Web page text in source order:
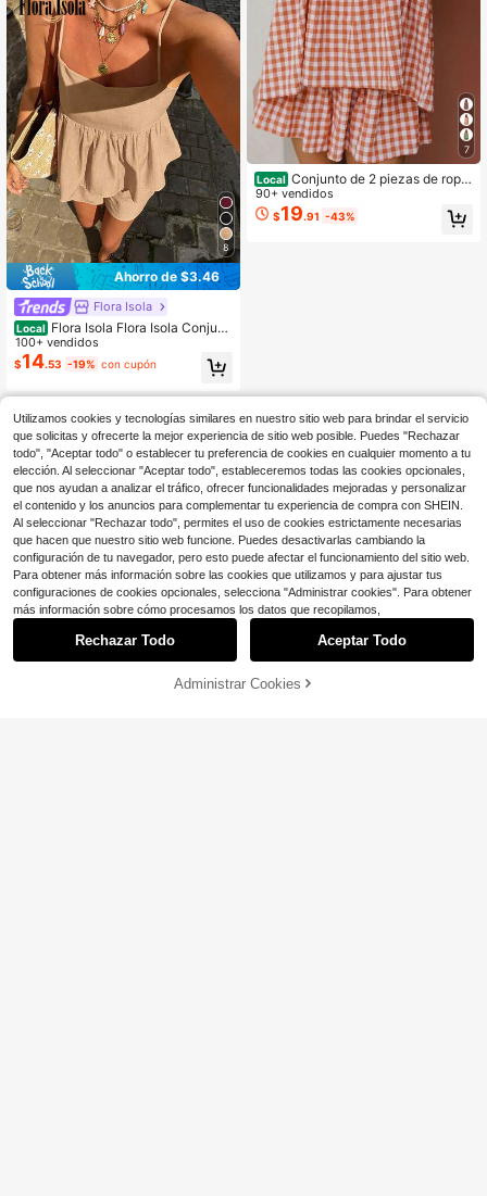
8
Ahorro de $3.46
Flora Isola
Local Flora Isola Flora Isola Conjunt
o casual de vacaciones de camiset
a de tirantes finos y volantes y pant
alones cortos para mujer, talla están
100+ vendidos
$14.53 -19% con cupón
7
Local Conjunto de 2 piezas de ropa
de estar en casa para mujer, top de
tirantes sin mangas a cuadros y sho
rts de pierna ancha
90+ vendidos
$19.91 -43%
¡31% DE DESCUENTO!
Utilizamos cookies y tecnologías similares en nuestro sitio web para brindar el servicio
que solicitas y ofrecerte la mejor experiencia de sitio web posible. Puedes "Rechazar
todo", "Aceptar todo" o establecer tu preferencia de cookies en cualquier momento a tu
elección. Al seleccionar "Aceptar todo", estableceremos todas las cookies opcionales,
que nos ayudan a analizar el tráfico, ofrecer funcionalidades mejoradas y personalizar
el contenido y los anuncios para complementar tu experiencia de compra con SHEIN.
Al seleccionar "Rechazar todo", permites el uso de cookies estrictamente necesarias
que hacen que nuestro sitio web funcione. Puedes desactivarlas cambiando la
configuración de tu navegador, pero esto puede afectar el funcionamiento del sitio web.
Para obtener más información sobre las cookies que utilizamos y para ajustar tus
configuraciones de cookies opcionales, selecciona "Administrar cookies". Para obtener
más información sobre cómo procesamos los datos que recopilamos,
Rechazar Todo Aceptar Todo
Administrar Cookies